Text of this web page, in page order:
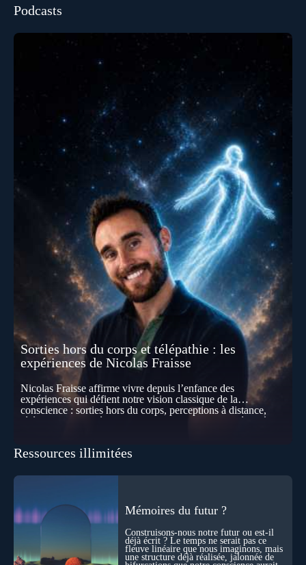
Podcasts
Sorties hors du corps et télépathie : les
expériences de Nicolas Fraisse
Nicolas Fraisse affirme vivre depuis l’enfance des
expériences qui défient notre vision classique de la
conscience : sorties hors du corps, perceptions à distance,
télépathie spontanée… Comment accueillir ces phénomènes
les pensées d’autrui ? Que deviennent l’espace, le temps… et
disparaître ? Au fil de cet échange, Nicolas raconte ses
durant ses sorties, protocoles scientifiques… et toujours, cette
sensation étrange d’être relié à bien plus vaste que lui-même
! Sommes-nous à l’aube d’une révolution de la conscience ?
Sans doute. Mais encore faut-il accepter d’explorer ces
territoires avec lucidité, et rigueur…
Ressources illimitées
Mémoires du futur ?
Construisons-nous notre futur ou est-il
déjà écrit ? Le temps ne serait pas ce
fleuve linéaire que nous imaginons, mais
une structure déjà réalisée, jalonnée de